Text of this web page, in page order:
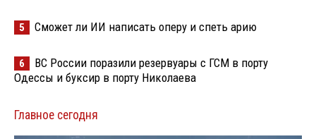
5 Сможет ли ИИ написать оперу и спеть арию
6
ВС России поразили резервуары с ГСМ в порту
Одессы и буксир в порту Николаева
Главное сегодня